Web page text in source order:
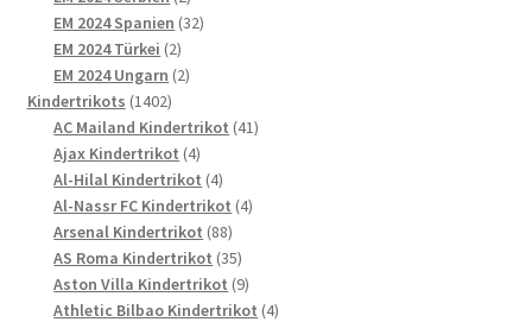
Produkte
EM 2024 Spanien 3232
EM 2024 Türkei 22
Produkte
EM 2024 Ungarn 22
Kindertrikots 14021402
Produkte
AC Mailand Kindertrikot 4141
Ajax Kindertrikot 44
Produkte
Al-Hilal Kindertrikot 44
Produkte
Al-Nassr FC Kindertrikot 44
Arsenal Kindertrikot 8888
Produkte
AS Roma Kindertrikot 3535
Produkte
Aston Villa Kindertrikot 99
Produkte
Athletic Bilbao Kindertrikot 44